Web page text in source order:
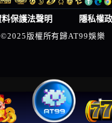
保護法聲明
隱私權
©2025版權所有歸AT99娛樂